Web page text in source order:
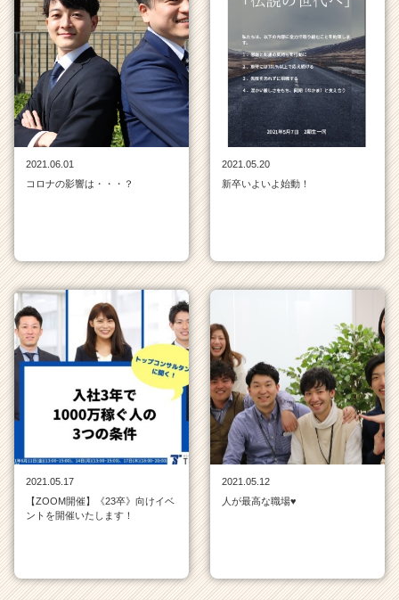
r
C
a
r
e
e
r）
2021.06.01
コロナの影響は・・・？
2021.05.20
新卒いよいよ始動！
2021.05.17
【ZOOM開催】《23卒》向けイベ
ントを開催いたします！
2021.05.12
人が最高な職場♥